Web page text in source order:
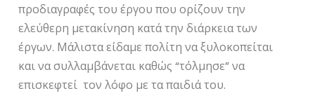
προδιαγραφές του έργου που ορίζουν την
ελεύθερη μετακίνηση κατά την διάρκεια των
έργων. Μάλιστα είδαμε πολίτη να ξυλοκοπείται
και να συλλαμβάνεται καθώς “τόλμησε” να
επισκεφτεί τον λόφο με τα παιδιά του.